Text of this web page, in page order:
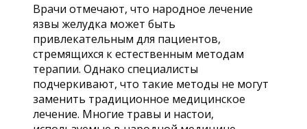
Врачи отмечают, что народное лечение
язвы желудка может быть
привлекательным для пациентов,
стремящихся к естественным методам
терапии. Однако специалисты
подчеркивают, что такие методы не могут
заменить традиционное медицинское
лечение. Многие травы и настои,